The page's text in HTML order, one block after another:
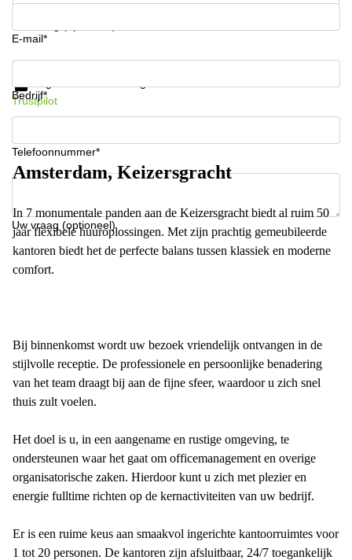
Nijmegen
E-mail*
Bedrijf*
Telefoonnummer*
Uw vraag (optioneel)
Krijg informatie en prijzen
Trustpilot
Amsterdam, Keizersgracht
In 7 monumentale panden aan de Keizersgracht biedt al ruim 50
jaar flexibele huuroplossingen. Met zijn prachtig gemeubileerde
kantoren biedt het de perfecte balans tussen klassiek en moderne
comfort.
Bij binnenkomst wordt uw bezoek vriendelijk ontvangen in de
stijlvolle receptie. De professionele en persoonlijke benadering
van het team draagt bij aan de fijne sfeer, waardoor u zich snel
thuis zult voelen.
Het doel is u, in een aangename en rustige omgeving, te
ondersteunen waar het gaat om officemanagement en overige
organisatorische zaken. Hierdoor kunt u zich met plezier en
energie fulltime richten op de kernactiviteiten van uw bedrijf.
Er is een ruime keus aan smaakvol ingerichte kantoorruimtes voor
1 tot 20 personen. De kantoren zijn afsluitbaar, 24/7 toegankelijk